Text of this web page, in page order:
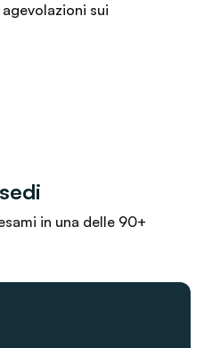
sui
in una delle 90+